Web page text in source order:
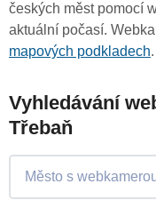
českých měst pomocí
aktuální počasí.
mapových podkladech.
Vyhledávání
Třebaň